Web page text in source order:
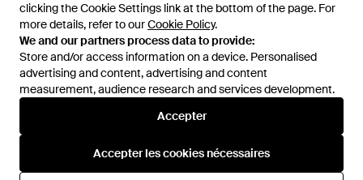
clicking the Cookie Settings link at the bottom of the page. For
more details, refer to ourCookie Policy.
We and our partners process data to provide:
Store and/or access information on a device. Personalised
advertising and content, advertising and content
measurement, audience research and services development.
Accepter
Accepter les cookies nécessaires
International
Aide et infos